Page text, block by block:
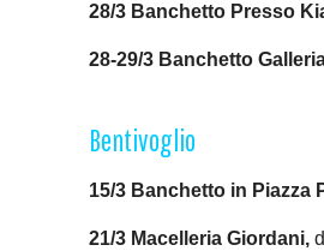
28/3 Banchetto Presso
28-29/3 Banchetto
Bentivoglio
15/3 Banchetto in Piazza
21/3 Macelleria Giordani,